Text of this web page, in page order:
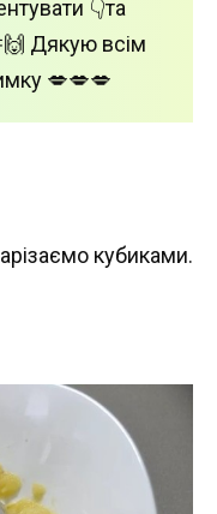
👇та
Дякую всім
💋💋💋
кубиками.